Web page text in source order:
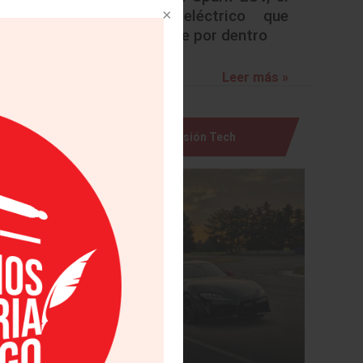
urbano eléctrico que
sorprende por dentro
Leer más »
Visión Tech